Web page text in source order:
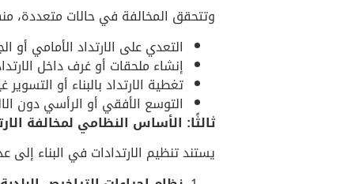
وتتحقق المخالفة في حالات متعددة،
التعدي على الارتداد الأمامي أو
إنشاء ملحقات أو غرف داخل
تغطية الارتداد بالبناء أو التسوير
التوسع الأفقي أو الرأسي دون
ثالثًا: الأساس النظامي لمخالفة
يستند تنظيم الارتدادات في البناء إلى